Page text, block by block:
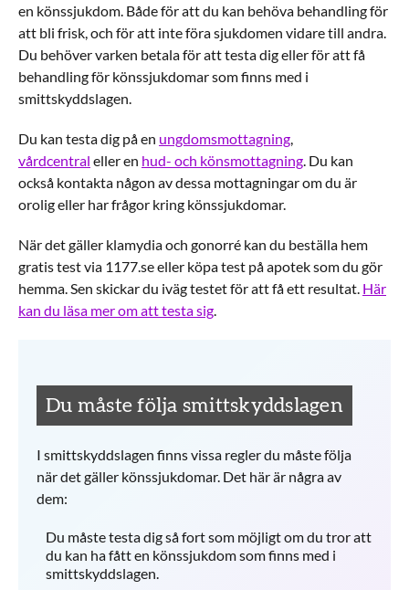
en könssjukdom. Både för att du kan behöva behandling för
att bli frisk, och för att inte föra sjukdomen vidare till andra.
Du behöver varken betala för att testa dig eller för att få
behandling för könssjukdomar som finns med i
smittskyddslagen.
Du kan testa dig på en ungdomsmottagning
vårdcentral eller en hud- och könsmottagning . Du kan
också kontakta någon av dessa mottagningar om du är
orolig eller har frågor kring könssjukdomar.
När det gäller klamydia och gonorré kan du beställa hem
gratis test via 1177.se eller köpa test på apotek som du gör
hemma. Sen skickar du iväg testet för att få ett resultat. Här
kan du läsa mer om att testa sig
Du måste följa smittskyddslagen
I smittskyddslagen finns vissa regler du måste följa
när det gäller könssjukdomar. Det här är några av
dem:
Du måste testa dig så fort som möjligt om du tror att
du kan ha fått en könssjukdom som finns med i
smittskyddslagen.